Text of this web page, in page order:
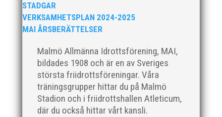
STADGAR
VERKSAMHETSPLAN 2024-2025
MAI ÅRSBERÄTTELSER
Malmö Allmänna Idrottsförening, MAI,
bildades 1908 och är en av Sveriges
största friidrottsföreningar. Våra
träningsgrupper hittar du på Malmö
Stadion och i friidrottshallen Atleticum,
där du också hittar vårt kansli.
Klubbchef – Malmö Allmänna Idrottsförening (MAI)
Vill du vara med och skapa glädje, gemenskap och
friidrottsföreningar? Malmö Allmänna Idrottsförening
– MAI – söker en engagerad, strategisk,
relationsbyggande och affärsinriktad...